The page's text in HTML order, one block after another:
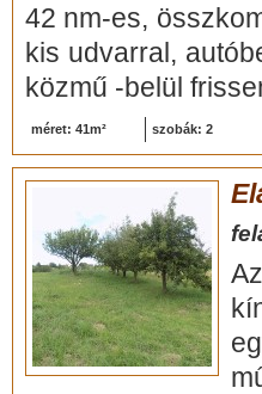
42 nm-es,
kis udvarral,
közmű -belül
méret: 41m² szobák: 2